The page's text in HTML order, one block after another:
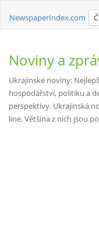
NewspaperIndex.com
Noviny a
Ukrajinské noviny:
hospodářství, politiku a
perspektivy. Ukrajinská
line. Většina z nich jsou